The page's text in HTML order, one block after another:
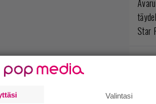
Star
Valintasi